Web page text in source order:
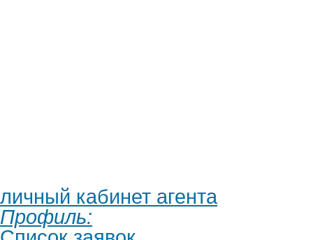
личный кабинет агента
Профиль: